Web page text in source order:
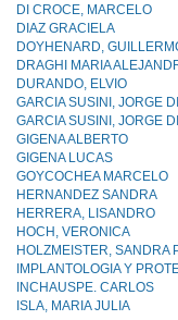
DI CROCE, MARCELO
DIAZ GRACIELA
DOYHENARD,
DRAGHI MARIA
DURANDO, ELVIO
GARCIA SUSINI, JORGE
GARCIA SUSINI, JORGE
GIGENA ALBERTO
GIGENA LUCAS
GOYCOCHEA MARCELO
HERNANDEZ SANDRA
HERRERA, LISANDRO
HOCH, VERONICA
HOLZMEISTER, SANDRA
IMPLANTOLOGIA Y
INCHAUSPE. CARLOS
ISLA, MARIA JULIA